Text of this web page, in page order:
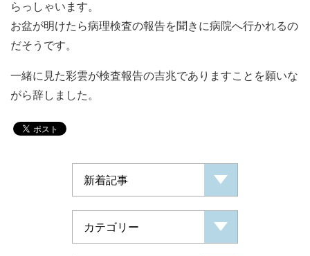
らっしゃいます。
お盆が明けたら病理検査の報告を聞きに病院へ行かれるの
だそうです。
一緒に見た彩雲が検査報告の吉兆でありますことを願いな
がら辞しました。